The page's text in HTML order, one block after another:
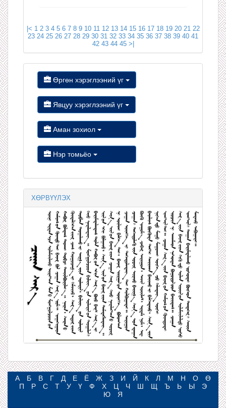
|< 1 2 3 4 5 6 7 8 9 10 11 12 13 14 15 16 17 18 19 20 21 22
23 24 25 26 27 28 29 30 31 32 33 34 35 36 37 38 39 40 41
42 43 44 45 >|
Өргөн хэрэглээний үг
Явцуу хэрэглээний үг
Аман зохиол
Нэр томьёо
ХӨРВҮҮЛЭХ
А Б В Г Д Е Ё Ж З И Й К Л М Н О
Ө
П
Р С Т У Ү Ф Х Ц Ч Ш Щ Ъ Ь Ы
Э
Ю
Я